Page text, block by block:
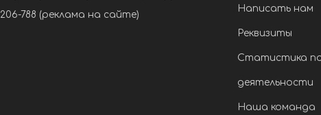
206-788 (реклама на сайте)
Написать нам
Реквизиты
Статистика
деятельности
Наша команда